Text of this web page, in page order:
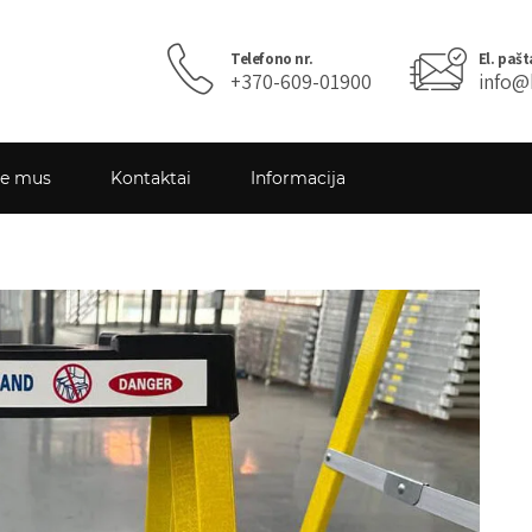
Telefono nr.
+370-609-01900
El.
mus Kontaktai Informacija